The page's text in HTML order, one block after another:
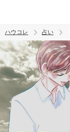
トレンド ワード
ハウコレ 占い